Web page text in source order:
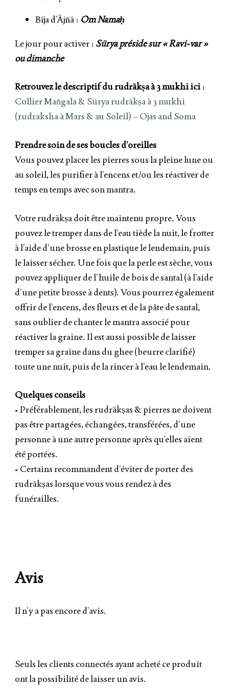
Bīja d’Ājñā : Om Namaḥ
Le jour pour activer : Sūrya préside sur « Ravi-var »
ou dimanche
Retrouvez le descriptif du rudrākṣa à 3 mukhi ici :
Collier Maṅgala & Sūrya rudrākṣa à 3 mukhi
(rudraksha à Mars & au Soleil) – Ojas and Soma
Prendre soin de ses boucles d’oreilles
Vous pouvez placer les pierres sous la pleine lune ou
au soleil, les purifier à l’encens et/ou les réactiver de
temps en temps avec son mantra.
Votre rudrākṣa doit être maintenu propre. Vous
pouvez le tremper dans de l’eau tiède la nuit, le frotter
à l’aide d’une brosse en plastique le lendemain, puis
le laisser sécher. Une fois que la perle est sèche, vous
pouvez appliquer de l’huile de bois de santal (à l’aide
d’une petite brosse à dents). Vous pourrez également
offrir de l’encens, des fleurs et de la pâte de santal,
sans oublier de chanter le mantra associé pour
réactiver la graine. Il est aussi possible de laisser
tremper sa graine dans du ghee (beurre clarifié)
toute une nuit, puis de la rincer à l’eau le lendemain.
Quelques conseils
• Préférablement, les rudrākṣas & pierres ne doivent
pas être partagées, échangées, transférées, d’une
personne à une autre personne après qu’elles aient
été portées.
• Certains recommandent d’éviter de porter des
rudrākṣas lorsque vous vous rendez à des
funérailles.
Avis
Il n’y a pas encore d’avis.
Seuls les clients connectés ayant acheté ce produit
ont la possibilité de laisser un avis.